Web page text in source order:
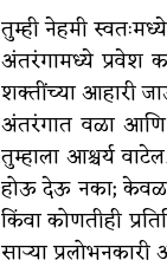
तुम्ही नेहमी
अंतरंगामध्ये प्रवेश
शक्तींच्या आहारी
अंतरंगात वळा
तुम्हाला आश्चर्य
होऊ देऊ नका; केवळ
किंवा कोणतीही
साऱ्या